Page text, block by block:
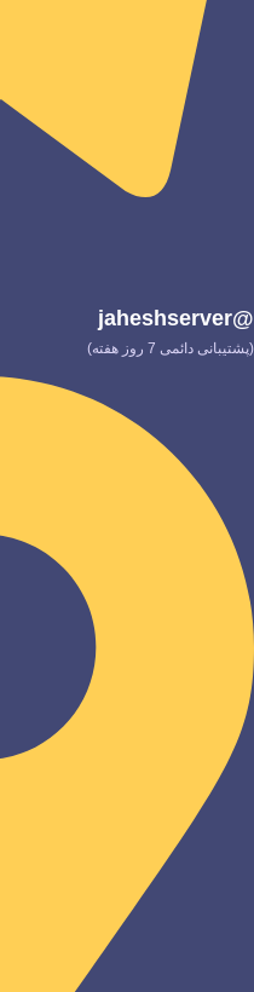
@jaheshserver
(پشتیبانی دائمی 7 روز هفته)